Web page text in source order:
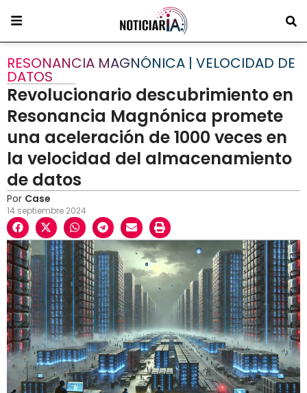
RESONANCIA MAGNÓNICA | VELOCIDAD DE
DATOS
Revolucionario descubrimiento en
Resonancia Magnónica promete
una aceleración de 1000 veces en
la velocidad del almacenamiento
de datos
Por Case
14 septiembre 2024